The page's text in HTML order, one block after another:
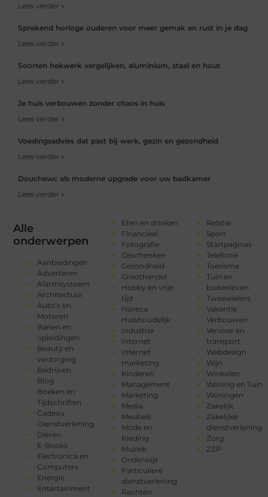
Alle
onderwerpen
Aanbiedingen
Adverteren
Alarmsysteem
Architectuur
Auto’s en
Motoren
Banen en
opleidingen
Beauty en
verzorging
Bedrijven
Blog
Boeken en
Tijdschriften
Cadeau
Dienstverlening
Dieren
E-Books
Electronica en
Computers
Energie
Entertainment
Eten en drinken
Financieel
Fotografie
Geschenken
Gezondheid
Groothandel
Hobby en vrije
tijd
Horeca
Huishoudelijk
Industrie
Internet
Internet
marketing
Kinderen
Management
Marketing
Media
Meubels
Mode en
Kleding
Muziek
Onderwijs
Particuliere
dienstverlening
Rechten
Relatie
Sport
Startpaginas
Telefonie
Toerisme
Tuin en
buitenleven
Tweewielers
Vakantie
Verbouwen
Vervoer en
transport
Webdesign
Wijn
Winkelen
Woning en Tuin
Woningen
Zakelijk
Zakelijke
dienstverlening
Zorg
ZZP
Lees verder »
Sprekend horloge ouderen voor meer gemak en rust in je dag
Lees verder »
Soorten hekwerk vergelijken, aluminium, staal en hout
Lees verder »
Je huis verbouwen zonder chaos in huis
Lees verder »
Voedingsadvies dat past bij werk, gezin en gezondheid
Lees verder »
Douchewc als moderne upgrade voor uw badkamer
Lees verder »